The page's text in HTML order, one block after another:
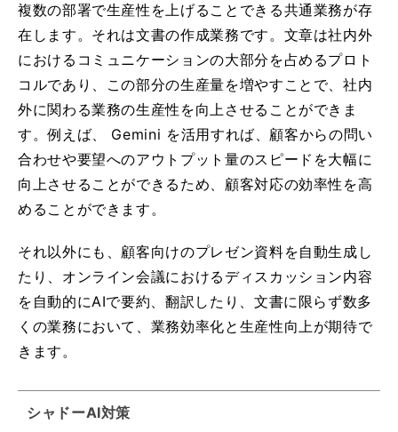
複数の部署で生産性を上げることできる共通業務が存
在します。それは文書の作成業務です。文章は社内外
におけるコミュニケーションの大部分を占めるプロト
コルであり、この部分の生産量を増やすことで、社内
外に関わる業務の生産性を向上させることができま
す。例えば、 Gemini を活用すれば、顧客からの問い
合わせや要望へのアウトプット量のスピードを大幅に
向上させることができるため、顧客対応の効率性を高
めることができます。
それ以外にも、顧客向けのプレゼン資料を自動生成し
たり、オンライン会議におけるディスカッション内容
を自動的にAIで要約、翻訳したり、文書に限らず数多
くの業務において、業務効率化と生産性向上が期待で
きます。
シャドーAI対策